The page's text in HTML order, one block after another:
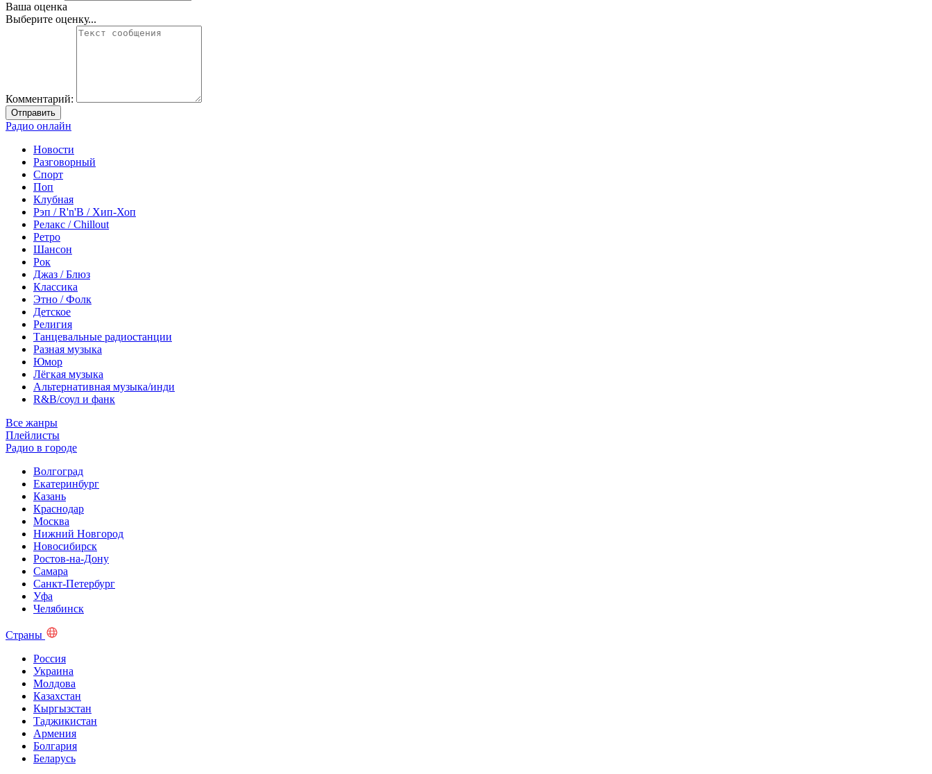
Ваша оценка
Выберите оценку...
Комментарий:
Отправить
Радио онлайн
Новости
Разговорный
Спорт
Поп
Клубная
Рэп / R'n'B / Хип-Хоп
Релакс / Chillout
Ретро
Шансон
Рок
Джаз / Блюз
Классика
Этно / Фолк
Детское
Религия
Танцевальные радиостанции
Разная музыка
Юмор
Лёгкая музыка
Альтернативная музыка/инди
R&B/cоул и фанк
Все жанры
Плейлисты
Радио в городе
Волгоград
Екатеринбург
Казань
Краснодар
Москва
Нижний Новгород
Новосибирск
Ростов-на-Дону
Самара
Санкт-Петербург
Уфа
Челябинск
Страны
Россия
Украина
Молдова
Казахстан
Кыргызстан
Таджикистан
Армения
Болгария
Беларусь